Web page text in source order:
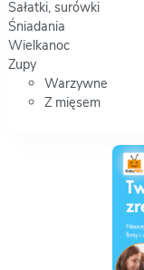
Sałatki, surówki
Śniadania
Wielkanoc
Zupy
Warzywne
Z mięsem